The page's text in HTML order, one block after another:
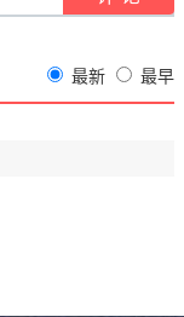
最新 最早